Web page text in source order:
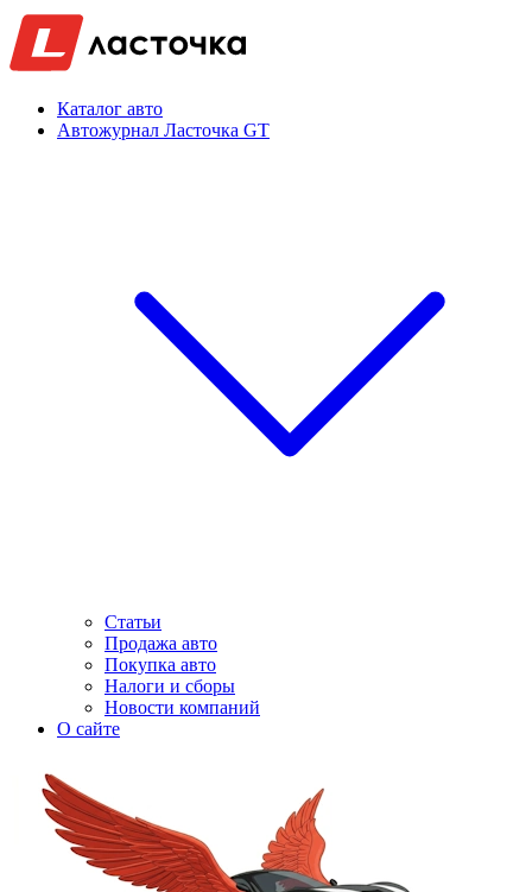
Каталог авто
Автожурнал Ласточка GT
Статьи
Продажа авто
Покупка авто
Налоги и сборы
Новости компаний
О сайте